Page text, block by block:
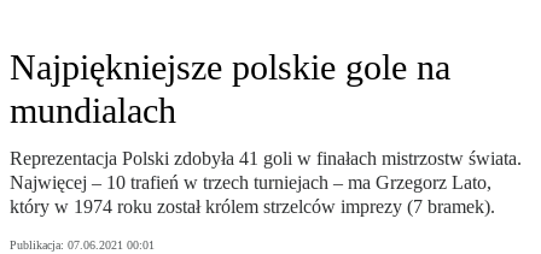
Najpiękniejsze polskie gole na
mundialach
Reprezentacja Polski zdobyła 41 goli w finałach mistrzostw świata.
Najwięcej – 10 trafień w trzech turniejach – ma Grzegorz Lato,
który w 1974 roku został królem strzelców imprezy (7 bramek).
Publikacja: 07.06.2021 00:01